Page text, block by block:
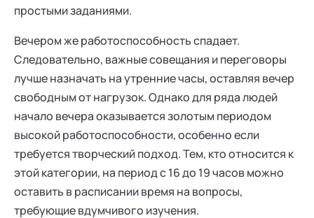
простыми заданиями.
Вечером же работоспособность спадает.
Следовательно, важные совещания и переговоры
лучше назначать на утренние часы, оставляя вечер
свободным от нагрузок. Однако для ряда людей
начало вечера оказывается золотым периодом
высокой работоспособности, особенно если
требуется творческий подход. Тем, кто относится к
этой категории, на период с 16 до 19 часов можно
оставить в расписании время на вопросы,
требующие вдумчивого изучения.